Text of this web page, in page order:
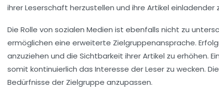
ihrer Leserschaft herzustellen und ihre Artikel einladender
Die Rolle von sozialen Medien ist ebenfalls nicht zu
ermöglichen eine erweiterte Zielgruppenansprache.
anzuziehen und die Sichtbarkeit ihrer Artikel zu erhöhen.
somit kontinuierlich das Interesse der Leser zu wecken.
Bedürfnisse der Zielgruppe anzupassen.